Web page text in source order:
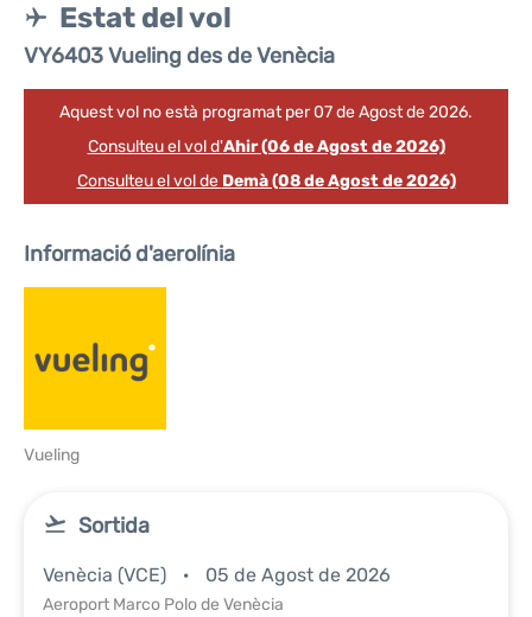
Estat del vol
VY6403 Vueling des de Venècia
Aquest vol no està programat per 07 de Agost de 2026.
Consulteu el vol d'Ahir (06 de Agost de 2026)
Consulteu el vol de Demà (08 de Agost de 2026)
Informació d'aerolínia
Vueling
Sortida
Venècia (VCE) 05 de Agost de 2026
Aeroport Marco Polo de Venècia